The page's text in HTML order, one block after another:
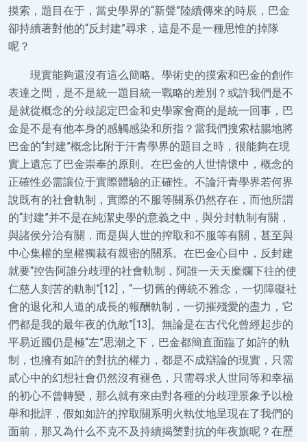
摸索，題目在于，當史學界的“新聲”陸續傳來的時辰，巴金
卻持續著對他的“反封建”尋求，這是不是一種思惟的掉隊
呢？
現實能夠還沒有這么簡略。學術史的摸索和巴金的創作
表達之間，是不是統一題目統一戰略的差別？或許我們是不
是就從概念的分歧認定巴金和史學家會商的是統一回事，巴
金是不是有他本身的感觸感染和所指？當我們搜索枯腸地將
巴金的“封建”概念比附于汗青學界的題目之時，很能夠在現
實上遺忘了巴金崇奉的原則。在巴金的人世情懷中，概念的
正確性必需讓位于實際體驗的正確性。不論汗青學界若何界
說既有的社會軌制，實際的不服等關系仍然存在，而他所謂
的“封建”并不是在純潔史學的意義之中，與分封軌制有關，
與諸侯分治有關，而是與人世的搾取和不服等有關，甚至與
中心集權的皇權獨裁有親密的關系。在巴金心目中，反封建
就要“控告阿誰分歧理的社會軌制，阿誰一天天糜爛下往的使
仁慈人刻苦的軌制”[12]，“一切舊的傳統不雅念，一切障礙社
會的退化和人道的成長的報酬軌制，一切摧殘愛的盡力，它
們都是我的最年夜的仇敵”[13]。無論是在古代化曾經起步的
平易近國仍是極“左”思潮之下，巴金都簡直面臨了如許的軌
制，也擁有如許的對抗的權力，都是不成辯論的現實，只需
貳心中的幻想社會仍然沒有褪色，只需尋求人世同等和幸福
的初心不曾轉變，那么就有來由對各種的分歧理景象予以檢
舉和批評，假如如許的搾取關系明火執仗地呈現在了我們的
面前，那又為什么不克不及持續揭橥對抗的年夜旗呢？在歷